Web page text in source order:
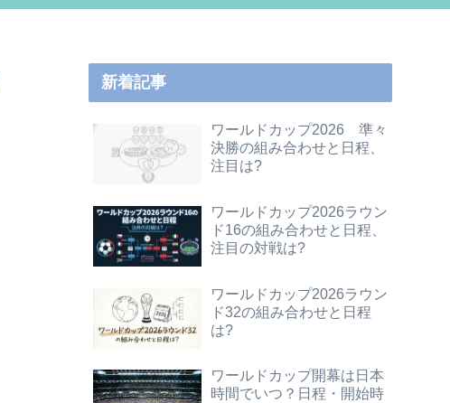
新着記事
ワールドカップ2026 準々
決勝の組み合わせと日程、
注目は?
ワールドカップ2026ラウン
ド16の組み合わせと日程、
注目の対戦は?
ワールドカップ2026ラウン
ド32の組み合わせと日程
は?
ワールドカップ開幕は日本
時間でいつ？日程・開始時